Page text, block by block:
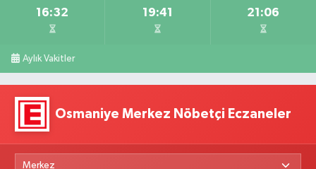
16:32 19:41 21:06
Aylık Vakitler
Osmaniye Merkez Nöbetçi Eczaneler